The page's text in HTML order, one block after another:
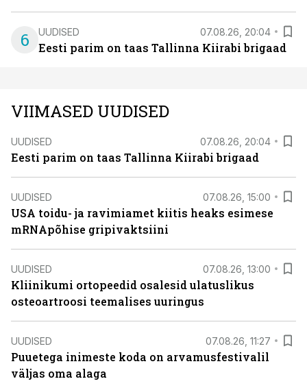
6 UUDISED 07.08.26, 20:04
Eesti parim on taas Tallinna Kiirabi brigaad
VIIMASED UUDISED
UUDISED 07.08.26, 20:04
Eesti parim on taas Tallinna Kiirabi brigaad
UUDISED 07.08.26, 15:00
USA toidu- ja ravimiamet kiitis heaks esimese
mRNApõhise gripivaktsiini
UUDISED 07.08.26, 13:00
Kliinikumi ortopeedid osalesid ulatuslikus
osteoartroosi teemalises uuringus
UUDISED 07.08.26, 11:27
Puuetega inimeste koda on arvamusfestivalil
väljas oma alaga